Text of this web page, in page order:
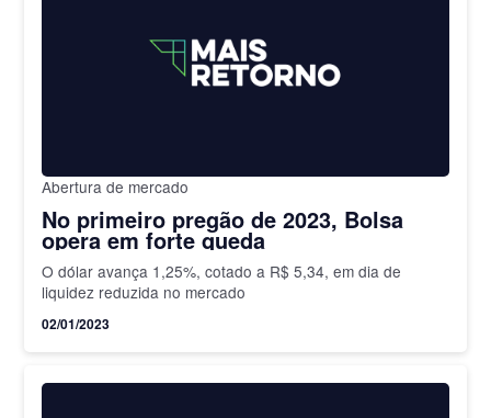
Abertura de mercado
No primeiro pregão de 2023, Bolsa
opera em forte queda
O dólar avança 1,25%, cotado a R$ 5,34, em dia de
liquidez reduzida no mercado
02/01/2023